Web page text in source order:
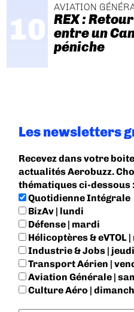
AVIATION
REX :
entre un
péniche
Les newsletters
Recevez dans votre
actualités Aerobuzz.
thématiques ci-dessous :
Quotidienne Intégrale
BizAv | lundi
Défense | mardi
Hélicoptères & eVTOL
Industrie & Jobs | jeudi
Transport Aérien |
Aviation Générale |
Culture Aéro |